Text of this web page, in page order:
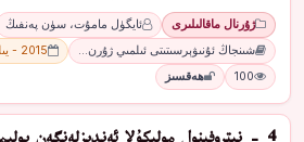
ژۇرنال ماقالىلىرى
ئايگۈل مامۇت، سۈن پەنفىڭ
شىنجاڭ ئۇنىۋېرسىتىتى ئىلمىي ژۇرن…
2015 - يىللىق
100
ھەقسىز